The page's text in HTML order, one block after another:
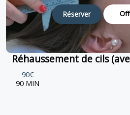
Réserver
Réhaussement de cils
90€
90 MIN